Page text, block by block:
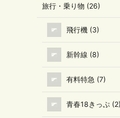
旅行・乗り物 (26)
飛行機 (3)
新幹線 (8)
有料特急 (7)
青春18きっぷ (2)